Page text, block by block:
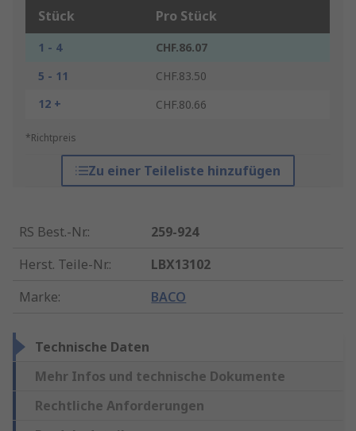
Stück Pro Stück
1 - 4
CHF.86.07
5 - 11
CHF.83.50
12 +
CHF.80.66
*Richtpreis
Zu einer Teileliste hinzufügen
RS Best.-Nr.:
259-924
Herst. Teile-Nr.:
LBX13102
Marke: BACO
Technische Daten
Mehr Infos und technische Dokumente
Rechtliche Anforderungen